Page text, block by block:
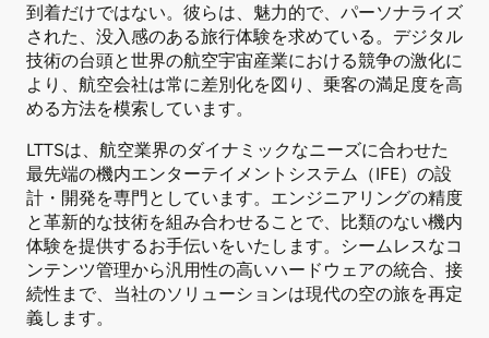
到着だけではない。彼らは、魅力的で、パーソナライズ
された、没入感のある旅行体験を求めている。デジタル
技術の台頭と世界の航空宇宙産業における競争の激化に
より、航空会社は常に差別化を図り、乗客の満足度を高
める方法を模索しています。
LTTSは、航空業界のダイナミックなニーズに合わせた
最先端の機内エンターテイメントシステム（IFE）の設
計・開発を専門としています。エンジニアリングの精度
と革新的な技術を組み合わせることで、比類のない機内
体験を提供するお手伝いをいたします。シームレスなコ
ンテンツ管理から汎用性の高いハードウェアの統合、接
続性まで、当社のソリューションは現代の空の旅を再定
義します。